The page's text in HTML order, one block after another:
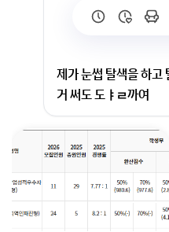
제가 눈썹 탈색을 하고
거 써도 도ㅑㄹ까여
섞은 약은 사용 안 되고
시간이 지나면서 작용
섞지 않은 파우더 약
시면 됩니다.